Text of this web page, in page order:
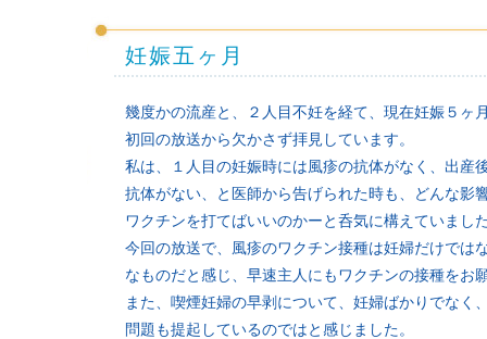
妊娠五ヶ月
幾度かの流産と、２人目不妊を経て、現在妊娠５ヶ
初回の放送から欠かさず拝見しています。
私は、１人目の妊娠時には風疹の抗体がなく、出産
抗体がない、と医師から告げられた時も、どんな影
ワクチンを打てばいいのかーと呑気に構えていまし
今回の放送で、風疹のワクチン接種は妊婦だけでは
なものだと感じ、早速主人にもワクチンの接種をお
また、喫煙妊婦の早剥について、妊婦ばかりでなく
問題も提起しているのではと感じました。